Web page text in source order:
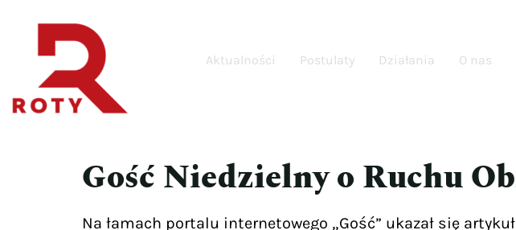
Aktualności Postulaty Działania O nas
Gość Niedzielny o Ruchu
Na łamach portalu internetowego „Gość” ukazał się